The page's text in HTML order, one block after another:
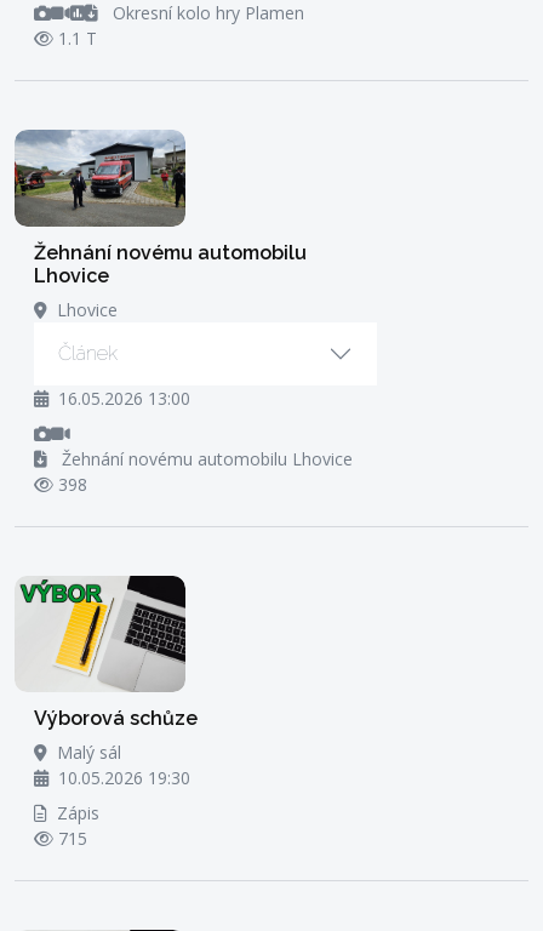
Okresní kolo hry Plamen
1.1 T
Žehnání novému automobilu
Lhovice
Lhovice
Článek
16.05.2026 13:00
Žehnání novému automobilu Lhovice
398
Výborová schůze
Malý sál
10.05.2026 19:30
Zápis
715